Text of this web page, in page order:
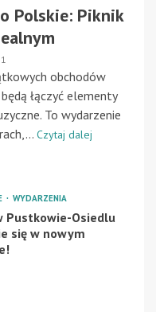
Polskie: Piknik
obchodów
łączyć elementy
To wydarzenie
Czytaj dalej
WYDARZENIA
Pustkowie-Osiedlu
się w nowym